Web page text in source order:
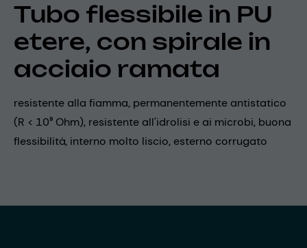
Tubo flessibile in PU
etere, con spirale in
acciaio ramata
resistente alla fiamma, permanentemente antistatico
(R < 10⁹ Ohm), resistente all'idrolisi e ai microbi, buona
flessibilità, interno molto liscio, esterno corrugato